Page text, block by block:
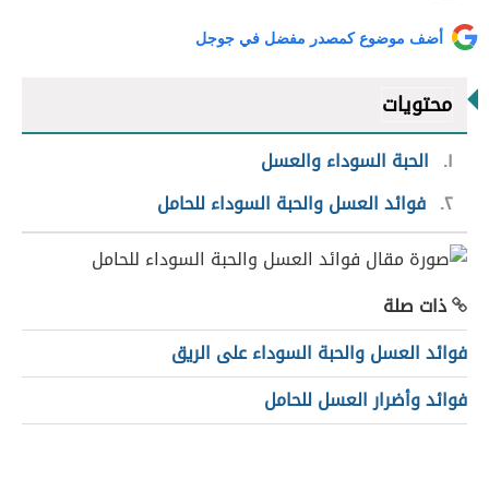
أضف موضوع كمصدر مفضل في جوجل
محتويات
١
الحبة السوداء والعسل
٢ فوائد العسل والحبة السوداء للحامل
ذات صلة
فوائد العسل والحبة السوداء على الريق
فوائد وأضرار العسل للحامل